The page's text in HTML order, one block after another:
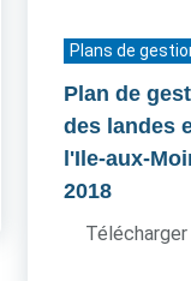
Plans de
Plan de
des landes
l'Ile-aux-
2018